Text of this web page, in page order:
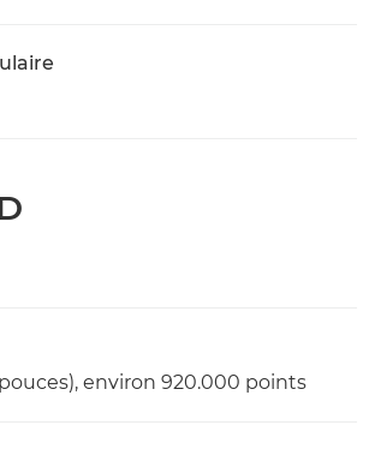
pouces), environ 920.000 points